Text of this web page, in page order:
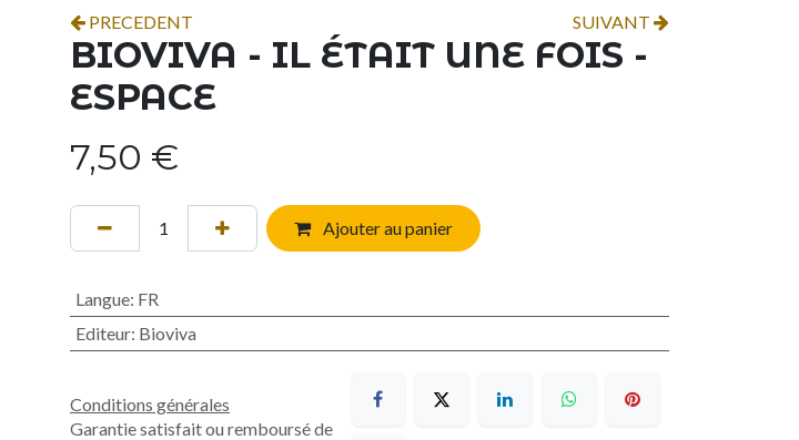
PRECEDENT SUIVANT
BIOVIVA - IL ÉTAIT UNE FOIS -
ESPACE
7,50 €
Ajouter au panier
Langue: FR
Editeur: Bioviva
Conditions générales
Garantie satisfait ou remboursé de